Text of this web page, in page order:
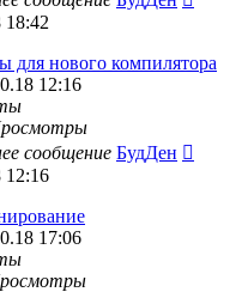
18:42
для нового компилятора
12:16
сообщение БудДен
12:16
17:06